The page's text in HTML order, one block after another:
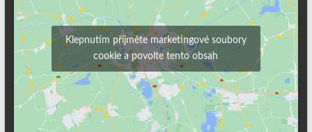
Klepnutím přijměte marketingové soubory
cookie a povolte tento obsah